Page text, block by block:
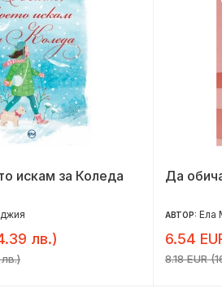
искам за Коледа
лв.)
Да
АВТОР: Ела
6.54
8.18 EUR